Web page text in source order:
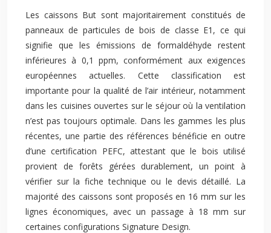
Les caissons But sont majoritairement constitués de
panneaux de particules de bois de classe E1, ce qui
signifie que les émissions de formaldéhyde restent
inférieures à 0,1 ppm, conformément aux exigences
européennes actuelles. Cette classification est
importante pour la qualité de l’air intérieur, notamment
dans les cuisines ouvertes sur le séjour où la ventilation
n’est pas toujours optimale. Dans les gammes les plus
récentes, une partie des références bénéficie en outre
d’une certification PEFC, attestant que le bois utilisé
provient de forêts gérées durablement, un point à
vérifier sur la fiche technique ou le devis détaillé. La
majorité des caissons sont proposés en 16 mm sur les
lignes économiques, avec un passage à 18 mm sur
certaines configurations Signature Design.